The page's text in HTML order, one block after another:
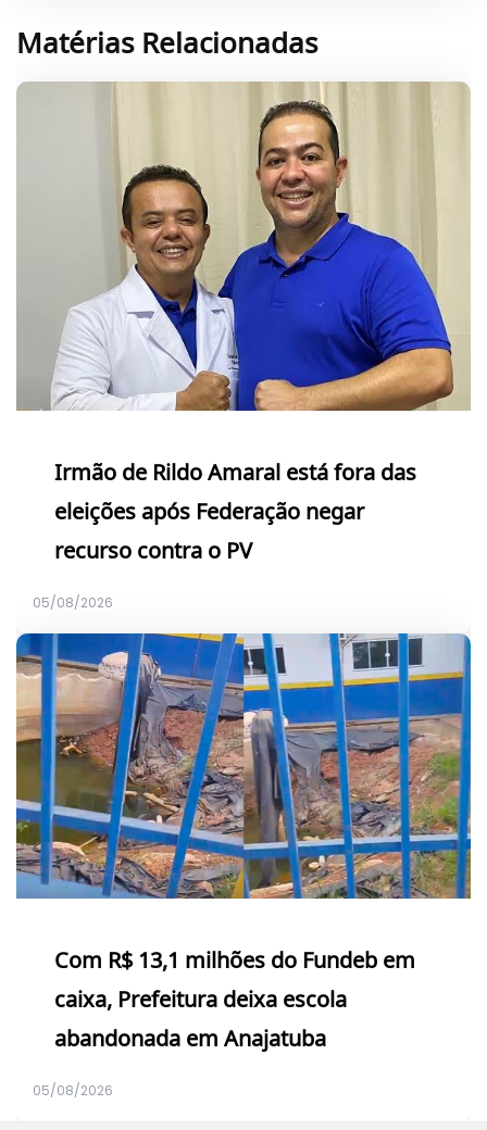
Matérias Relacionadas
Irmão de Rildo Amaral está fora das
eleições após Federação negar
recurso contra o PV
05/08/2026
Com R$ 13,1 milhões do Fundeb em
caixa, Prefeitura deixa escola
abandonada em Anajatuba
05/08/2026